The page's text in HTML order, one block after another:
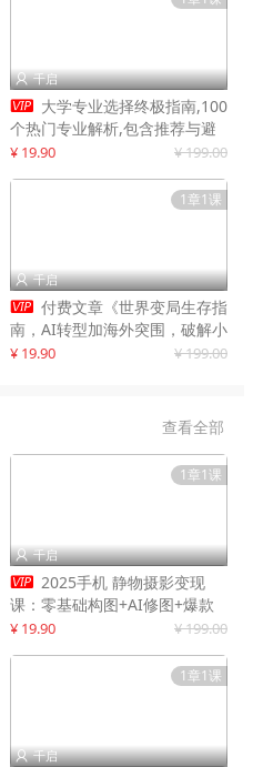
 千启
 大学专业选择终极指南,100
个热门专业解析,包含推荐与避
雷实用建议
¥ 19.90 ¥ 199.00
1章1课
 千启
 付费文章《世界变局生存指
南，AI转型加海外突围，破解小
城市生存陷阱》
¥ 19.90 ¥ 199.00
查看全部
1章1课
 千启
 2025手机 静物摄影变现
课：零基础构图+AI修图+爆款
创作
¥ 19.90 ¥ 199.00
1章1课
 千启